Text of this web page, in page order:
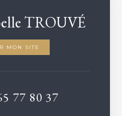
TROUVÉ
MON SITE
77 80 37